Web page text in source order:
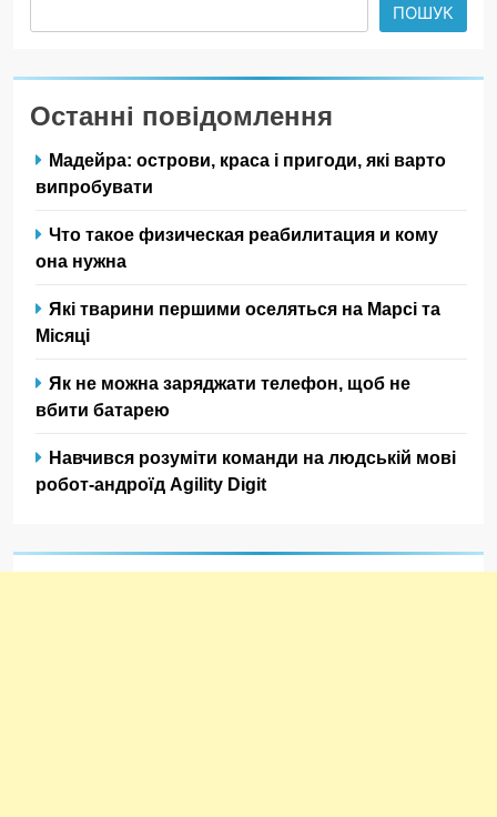
ПОШУК
Останні повідомлення
Мадейра: острови, краса і пригоди, які варто
випробувати
Что такое физическая реабилитация и кому
она нужна
Які тварини першими оселяться на Марсі та
Місяці
Як не можна заряджати телефон, щоб не
вбити батарею
Навчився розуміти команди на людській мові
робот-андроїд Agility Digit